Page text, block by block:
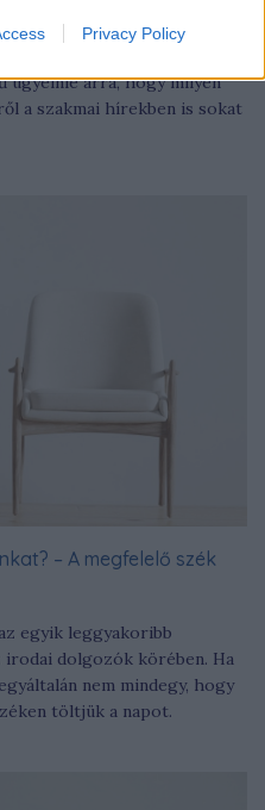
Privacy Policy
viselni sportolás közben?
arra, hogy milyen
a szakmai hírekben is sokat
– A megfelelő szék
egyik leggyakoribb
irodai dolgozók körében. Ha
nem mindegy, hogy
töltjük a napot.